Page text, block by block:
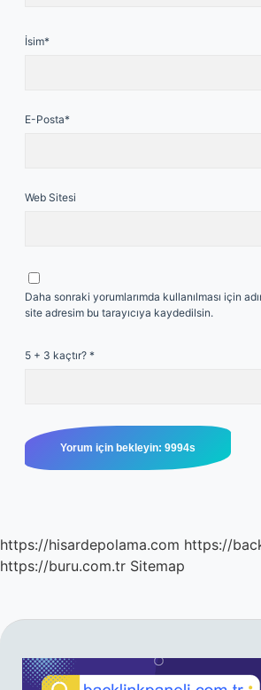
İsim*
E-Posta*
Web Sitesi
Daha sonraki yorumlarımda kullanılması için
site adresim bu tarayıcıya kaydedilsin.
5 + 3 kaçtır? *
https://hisardepolama.com https://
https://buru.com.tr Sitemap
SIDEBAR